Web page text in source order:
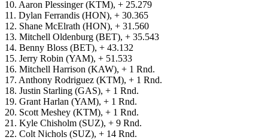
10. Aaron Plessinger (KTM), + 25.279
11. Dylan Ferrandis (HON), + 30.365
12. Shane McElrath (HON), + 31.560
13. Mitchell Oldenburg (BET), + 35.543
14. Benny Bloss (BET), + 43.132
15. Jerry Robin (YAM), + 51.533
16. Mitchell Harrison (KAW), + 1 Rnd.
17. Anthony Rodriguez (KTM), + 1 Rnd.
18. Justin Starling (GAS), + 1 Rnd.
19. Grant Harlan (YAM), + 1 Rnd.
20. Scott Meshey (KTM), + 1 Rnd.
21. Kyle Chisholm (SUZ), + 9 Rnd.
22. Colt Nichols (SUZ), + 14 Rnd.